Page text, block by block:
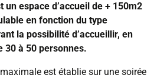
un espace d’accueil de + 150m2
en fonction du type
la possibilité d’accueillir, en
30 à 50 personnes.
est établie sur une soirée